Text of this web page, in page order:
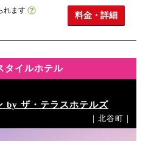
れます
料金・詳細
タイルホテル
by ザ・テラスホテルズ
｜北谷町｜